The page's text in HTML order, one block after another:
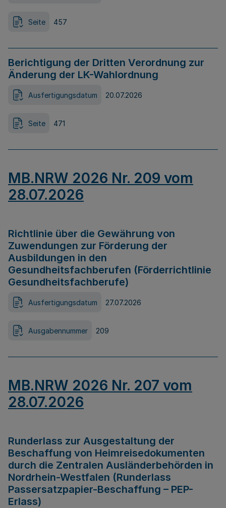
Seite 457
Berichtigung der Dritten Verordnung zur
Änderung der LK-Wahlordnung
Ausfertigungsdatum 20.07.2026
Seite 471
MB.NRW 2026 Nr. 209 vom
28.07.2026
Richtlinie über die Gewährung von
Zuwendungen zur Förderung der
Ausbildungen in den
Gesundheitsfachberufen (Förderrichtlinie
Gesundheitsfachberufe)
Ausfertigungsdatum 27.07.2026
Ausgabennummer 209
MB.NRW 2026 Nr. 207 vom
28.07.2026
Runderlass zur Ausgestaltung der
Beschaffung von Heimreisedokumenten
durch die Zentralen Ausländerbehörden in
Nordrhein-Westfalen (Runderlass
Passersatzpapier-Beschaffung – PEP-
Erlass)